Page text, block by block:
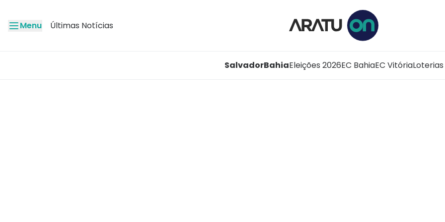
Menu Últimas Notícias
SalvadorBahiaEleições 2026EC BahiaEC VitóriaLoterias